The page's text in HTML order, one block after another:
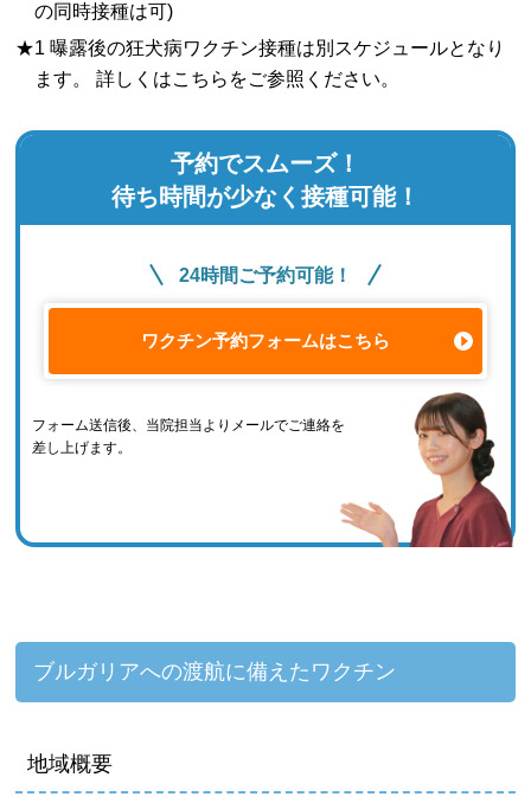
の同時接種は可)
★1 曝露後の狂犬病ワクチン接種は別スケジュールとなり
ます。 詳しくはこちらをご参照ください。
予約でスムーズ！
待ち時間が少なく接種可能！
24時間ご予約可能！
ワクチン予約フォームはこちら
フォーム送信後、当院担当よりメールでご連絡を
差し上げます。
ブルガリアへの渡航に備えたワクチン
地域概要